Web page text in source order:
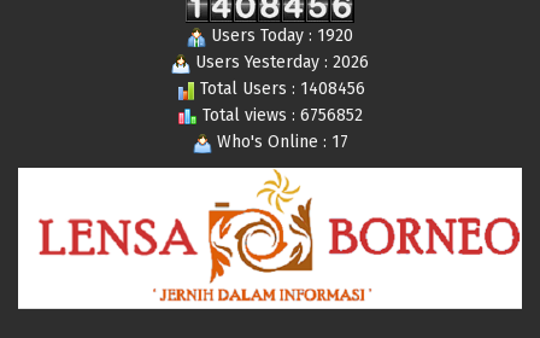
Users Today : 1920
Users Yesterday : 2026
Total Users : 1408456
Total views : 6756852
Who's Online : 17